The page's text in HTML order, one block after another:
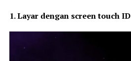
1. Layar dengan screen touch ID